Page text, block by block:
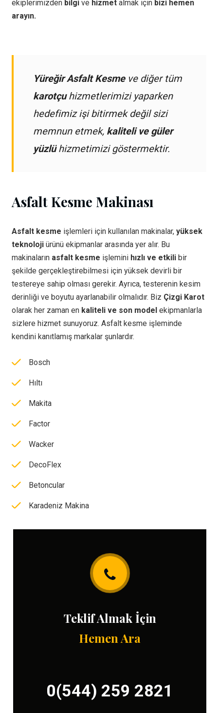
ekiplerimizden bilgi ve hizmet almak için bizi hemen
arayın.
Yüreğir Asfalt Kesmeve diğer tüm
karotçuhizmetlerimizi yaparken
hedefimiz işi bitirmek değil sizi
memnun etmek, kaliteli ve güler
yüzlühizmetimizi göstermektir.
Asfalt Kesme Makinası
Asfalt kesme işlemleri için kullanılan makinalar, yüksek
teknoloji ürünü ekipmanlar arasında yer alır. Bu
makinaların asfalt kesme işlemini hızlı ve etkili bir
şekilde gerçekleştirebilmesi için yüksek devirli bir
testereye sahip olması gerekir. Ayrıca, testerenin kesim
derinliği ve boyutu ayarlanabilir olmalıdır. Biz Çizgi Karot
olarak her zaman en kaliteli ve son model ekipmanlarla
sizlere hizmet sunuyoruz. Asfalt kesme işleminde
kendini kanıtlamış markalar şunlardır.
Bosch
Hıltı
Makita
Factor
Wacker
DecoFlex
Betoncular
Karadeniz Makina
Teklif Almak İçin
Hemen Ara
0(544) 259 2821